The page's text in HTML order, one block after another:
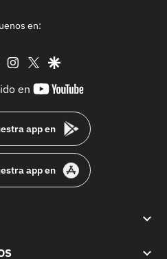
en:
tiktok instagram
twittergoogle
en
youtube-
app en
app en